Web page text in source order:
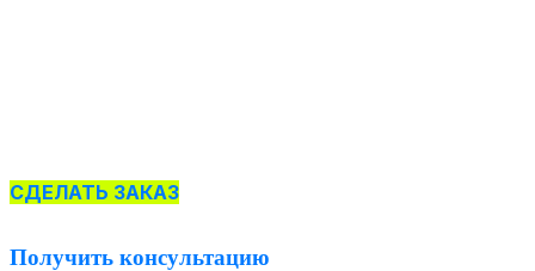
СДЕЛАТЬ ЗАКАЗ
Получить консультацию